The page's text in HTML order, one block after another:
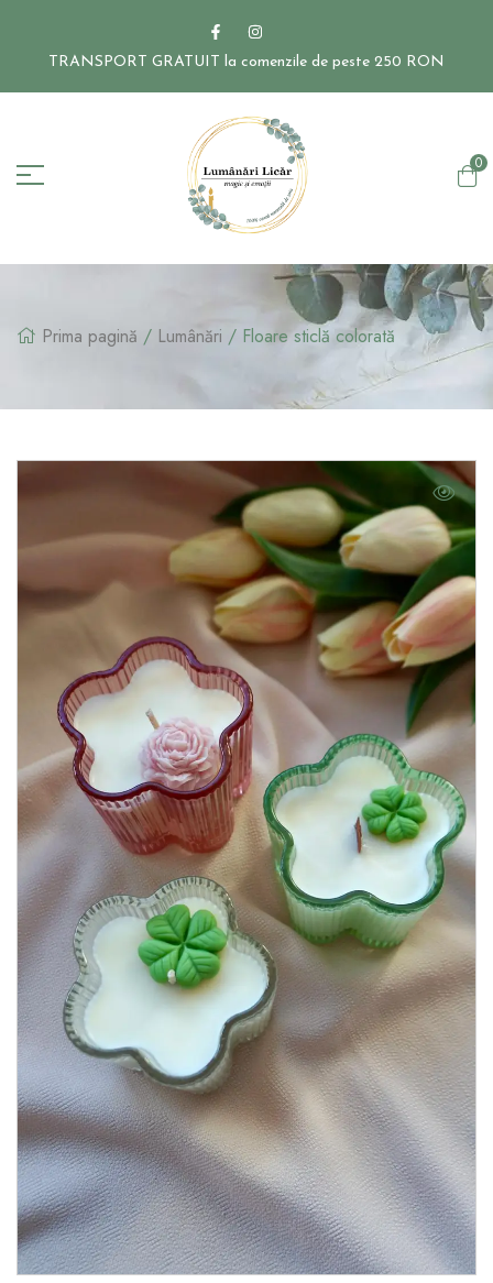
TRANSPORT GRATUIT la comenzile de peste 250 RON
0
Prima pagină / Lumânări / Floare sticlă colorată